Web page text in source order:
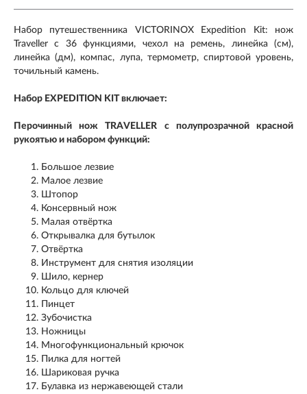
Набор путешественника VICTORINOX Expedition Kit: нож
Traveller с 36 функциями, чехол на ремень, линейка (см),
линейка (дм), компас, лупа, термометр, спиртовой уровень,
точильный камень.
Набор EXPEDITION KIT включает:
Перочинный нож TRAVELLER с полупрозрачной красной
рукоятью и набором функций:
Большое лезвие
Малое лезвие
Штопор
Консервный нож
Малая отвёртка
Открывалка для бутылок
Отвёртка
Инструмент для снятия изоляции
Шило, кернер
Кольцо для ключей
Пинцет
Зубочистка
Ножницы
Многофункциональный крючок
Пилка для ногтей
Шариковая ручка
Булавка из нержавеющей стали